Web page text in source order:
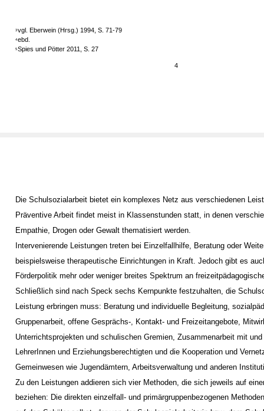
4
3vgl. Eberwein (Hrsg.) 1994, S. 71-79
4ebd.
5Spies und Pötter 2011, S. 27
Die Schulsozialarbeit bietet ein komplexes Netz aus verschiedenen
Präventive Arbeit findet meist in Klassenstunden statt, in denen
Empathie, Drogen oder Gewalt thematisiert werden.
Intervenierende Leistungen treten bei Einzelfallhilfe, Beratung oder
beispielsweise therapeutische Einrichtungen in Kraft. Jedoch gibt es
Förderpolitik mehr oder weniger breites Spektrum an
Schließlich sind nach Speck sechs Kernpunkte festzuhalten, die
Leistung erbringen muss: Beratung und individuelle Begleitung,
Gruppenarbeit, offene Gesprächs-, Kontakt- und Freizeitangebote,
Unterrichtsprojekten und schulischen Gremien, Zusammenarbeit mit
LehrerInnen und Erziehungsberechtigten und die Kooperation und
Gemeinwesen wie Jugendämtern, Arbeitsverwaltung und anderen
Zu den Leistungen addieren sich vier Methoden, die sich jeweils auf
beziehen: Die direkten einzelfall- und primärgruppenbezogenen